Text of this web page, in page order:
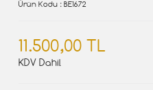
Ürün Kodu : BE1672
11.500,00 TL
KDV Dahil